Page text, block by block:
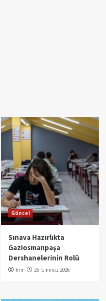
Güncel
Sınava Hazırlıkta
Gaziosmanpaşa
Dershanelerinin Rolü
hrn 25 Temmuz 2026